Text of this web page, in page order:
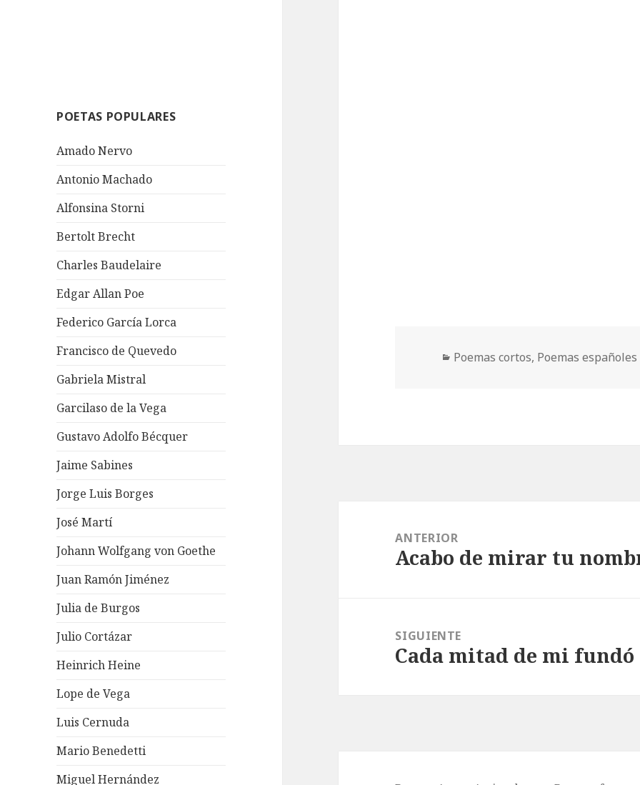
POETAS POPULARES
Amado Nervo
Antonio Machado
Alfonsina Storni
Bertolt Brecht
Charles Baudelaire
Edgar Allan Poe
Federico García Lorca
Francisco de Quevedo
Gabriela Mistral
Garcilaso de la Vega
Gustavo Adolfo Bécquer
Jaime Sabines
Jorge Luis Borges
José Martí
Johann Wolfgang von Goethe
Juan Ramón Jiménez
Julia de Burgos
Julio Cortázar
Heinrich Heine
Lope de Vega
Luis Cernuda
Mario Benedetti
Miguel Hernández
Categorías
Poemas cortos, Poemas españoles
entradas
ANTERIOR
Entrada
Acabo de mirar tu
SIGUIENTE
Entrada
Cada mitad de mi